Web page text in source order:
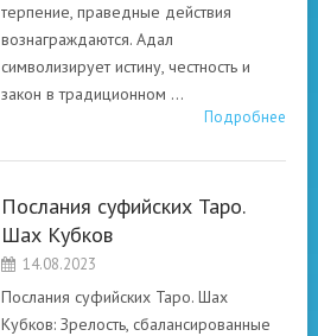
терпение, праведные действия
вознаграждаются. Адал
символизирует истину, честность и
закон в традиционном …
Подробнее
Послания суфийских Таро.
Шах Кубков
14.08.2023
Послания суфийских Таро. Шах
Кубков: Зрелость, сбалансированные